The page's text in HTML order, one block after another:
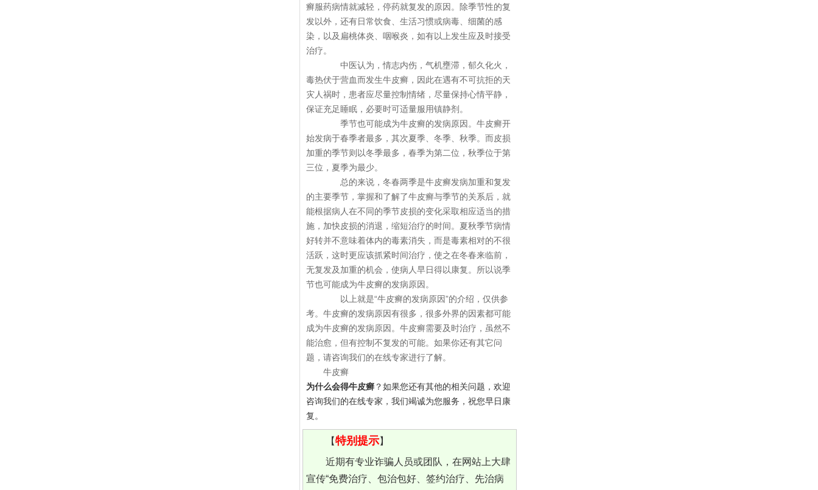
癣服药病情就减轻，停药就复发的原因。除季节性的复
发以外，还有日常饮食、生活习惯或病毒、细菌的感
染，以及扁桃体炎、咽喉炎，如有以上发生应及时接受
治疗。
中医认为，情志内伤，气机壅滞，郁久化火，
毒热伏于营血而发生牛皮癣，因此在遇有不可抗拒的天
灾人祸时，患者应尽量控制情绪，尽量保持心情平静，
保证充足睡眠，必要时可适量服用镇静剂。
季节也可能成为牛皮癣的发病原因。牛皮癣开
始发病于春季者最多，其次夏季、冬季、秋季。而皮损
加重的季节则以冬季最多，春季为第二位，秋季位于第
三位，夏季为最少。
总的来说，冬春两季是牛皮癣发病加重和复发
的主要季节，掌握和了解了牛皮癣与季节的关系后，就
能根据病人在不同的季节皮损的变化采取相应适当的措
施，加快皮损的消退，缩短治疗的时间。夏秋季节病情
好转并不意味着体内的毒素消失，而是毒素相对的不很
活跃，这时更应该抓紧时间治疗，使之在冬春来临前，
无复发及加重的机会，使病人早日得以康复。所以说季
节也可能成为牛皮癣的发病原因。
以上就是“牛皮癣的发病原因”的介绍，仅供参
考。牛皮癣的发病原因有很多，很多外界的因素都可能
成为牛皮癣的发病原因。牛皮癣需要及时治疗，虽然不
能治愈，但有控制不复发的可能。如果你还有其它问
题，请咨询我们的在线专家进行了解。
牛皮癣
为什么会得牛皮癣 ？如果您还有其他的相关问题，欢迎
咨询我们的在线专家，我们竭诚为您服务，祝您早日康
复。
【特别提示】
近期有专业诈骗人员或团队，在网站上大肆
宣传“免费治疗、包治包好、签约治疗、先治病